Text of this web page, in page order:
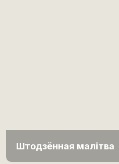
Штодзённая малітва